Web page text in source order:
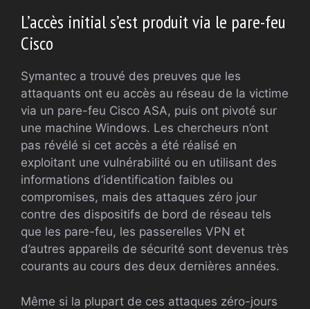
L’accès initial s’est produit via le pare-feu
Cisco
Symantec a trouvé des preuves que les
attaquants ont eu accès au réseau de la victime
via un pare-feu Cisco ASA, puis ont pivoté sur
une machine Windows. Les chercheurs n’ont
pas révélé si cet accès a été réalisé en
exploitant une vulnérabilité ou en utilisant des
informations d’identification faibles ou
compromises, mais des attaques zéro jour
contre des dispositifs de bord de réseau tels
que les pare-feu, les passerelles VPN et
d’autres appareils de sécurité sont devenus très
courants au cours des deux dernières années.
Même si la plupart de ces attaques zéro-jours